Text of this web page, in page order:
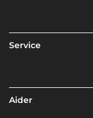
Service
Aider